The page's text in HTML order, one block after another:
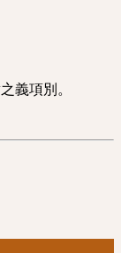
義項別。